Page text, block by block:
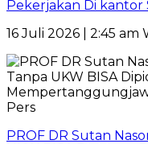
Pekerjakan Di kantor
16 Juli 2026 | 2:45 am
PROF DR Sutan